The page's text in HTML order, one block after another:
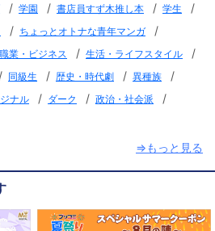
/ 学園 / 書店員すず木推し本 / 学生 /
/ ちょっとオトナな青年マンガ /
職業・ビジネス / 生活・ライフスタイル /
/ 同級生 / 歴史・時代劇 / 異種族 /
ナル / ダーク / 政治・社会派 /
⇒もっと見る